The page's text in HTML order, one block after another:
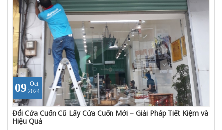
09 Oct
2024
Đổi Cửa Cuốn Cũ Lấy Cửa Cuốn Mới – Giải Pháp Tiết Kiệm và
Hiệu Quả